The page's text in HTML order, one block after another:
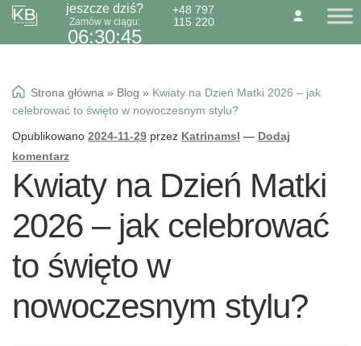
O NAS KONTAKTBLOG
Przejdź
do
Przejdź
do
jeszcze dziś?
Zamów w ciągu:
06:30:45
+48 797
115 220
Dzień Babci 21.01
Kwiaty
Wiązanki pogrzebowe
Strona główna » Blog » Kwiaty na Dzień Matki 2026 – jak
celebrować to święto w nowoczesnym stylu?
Opublikowano 2024-11-29 przez Katrinamsl — Dodaj
komentarz
Kwiaty na Dzień Matki
2026 – jak celebrować
to święto w
nowoczesnym stylu?